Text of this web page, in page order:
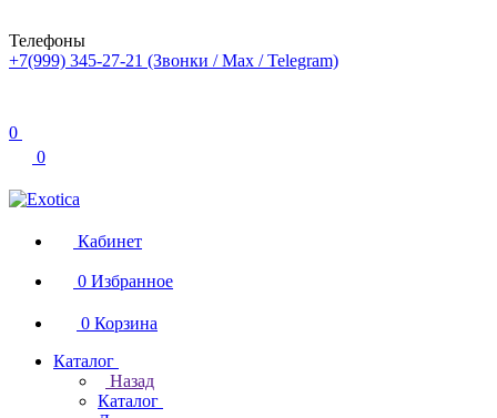
Телефоны
+7(999) 345-27-21 (Звонки / Max / Telegram)
0
0
Кабинет
0 Избранное
0 Корзина
Каталог
Назад
Каталог